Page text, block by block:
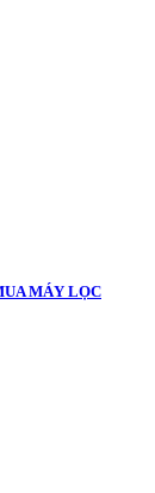
MÁY LỌC